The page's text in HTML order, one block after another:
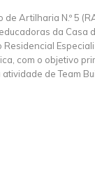
de Artilharia N.º 5
da Casa
Residencial
com o objetivo
de Team